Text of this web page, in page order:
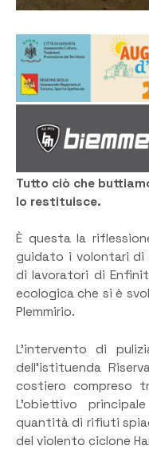
Tutto ciò che
lo restituisce.
È questa la
guidato i volontari di
di lavoratori di
ecologica che si è
Plemmirio.
L’intervento di
dell’istituenda
costiero compreso
L’obiettivo
quantità di rifiuti
del violento ciclone